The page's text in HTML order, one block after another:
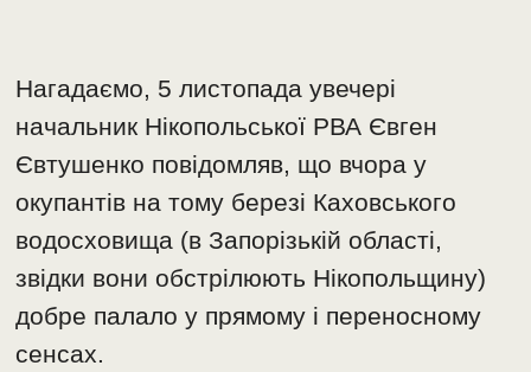
Нагадаємо, 5 листопада увечері
начальник Нікопольської РВА Євген
Євтушенко повідомляв, що вчора у
окупантів на тому березі Каховського
водосховища (в Запорізькій області,
звідки вони обстрілюють Нікопольщину)
добре палало у прямому і переносному
сенсах.